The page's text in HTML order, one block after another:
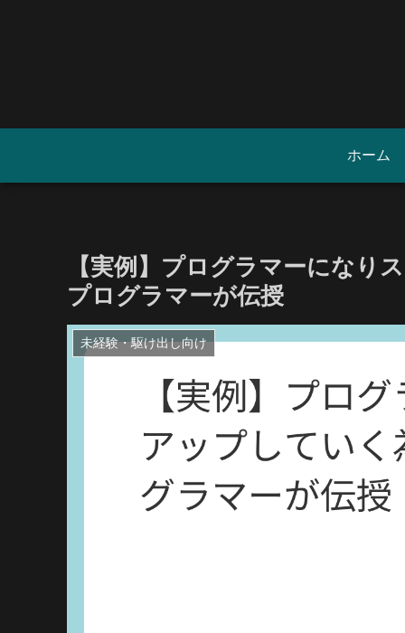
ホーム
【実例】プログラマーになり
プログラマーが伝授
未経験・駆け出し向け